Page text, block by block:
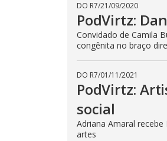
DO R7/21/09/2020
PodVirtz:
Convidado de Camila
congênita no braço
DO R7/01/11/2021
PodVirtz:
social
Adriana Amaral
artes